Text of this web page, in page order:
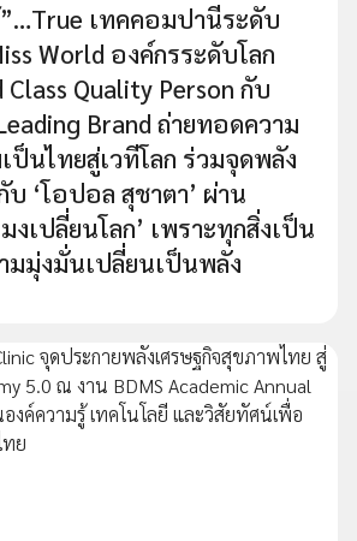
เทคคอมปานีระดับ
World องค์กรระดับโลก
Quality Person กับ
Brand ถ่ายทอดความ
ป็นไทยสู่เวทีโลก ร่วมจุดพลัง
‘โอปอล สุชาตา’ ผ่าน
งเปลี่ยนโลก’ เพราะทุกสิ่งเป็น
มมุ่งมั่นเปลี่ยนเป็นพลัง